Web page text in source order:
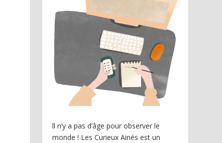
ll n’y a pas d’âge pour observer le
monde ! Les Curieux Ainés est un